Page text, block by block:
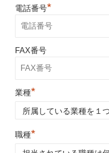
電話番号*
FAX番号
業種*
職種*